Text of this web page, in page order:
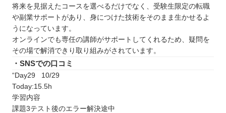
将来を見据えたコースを選べるだけでなく、受験生限定の転職
や副業サポートがあり、身につけた技術をそのまま生かせるよ
うになっています。
オンラインでも専任の講師がサポートしてくれるため、疑問を
その場で解消できり取り組みがされています。
・SNSでの口コミ
“Day29 10/29
Today:15.5h
学習内容
課題3テスト後のエラー解決途中